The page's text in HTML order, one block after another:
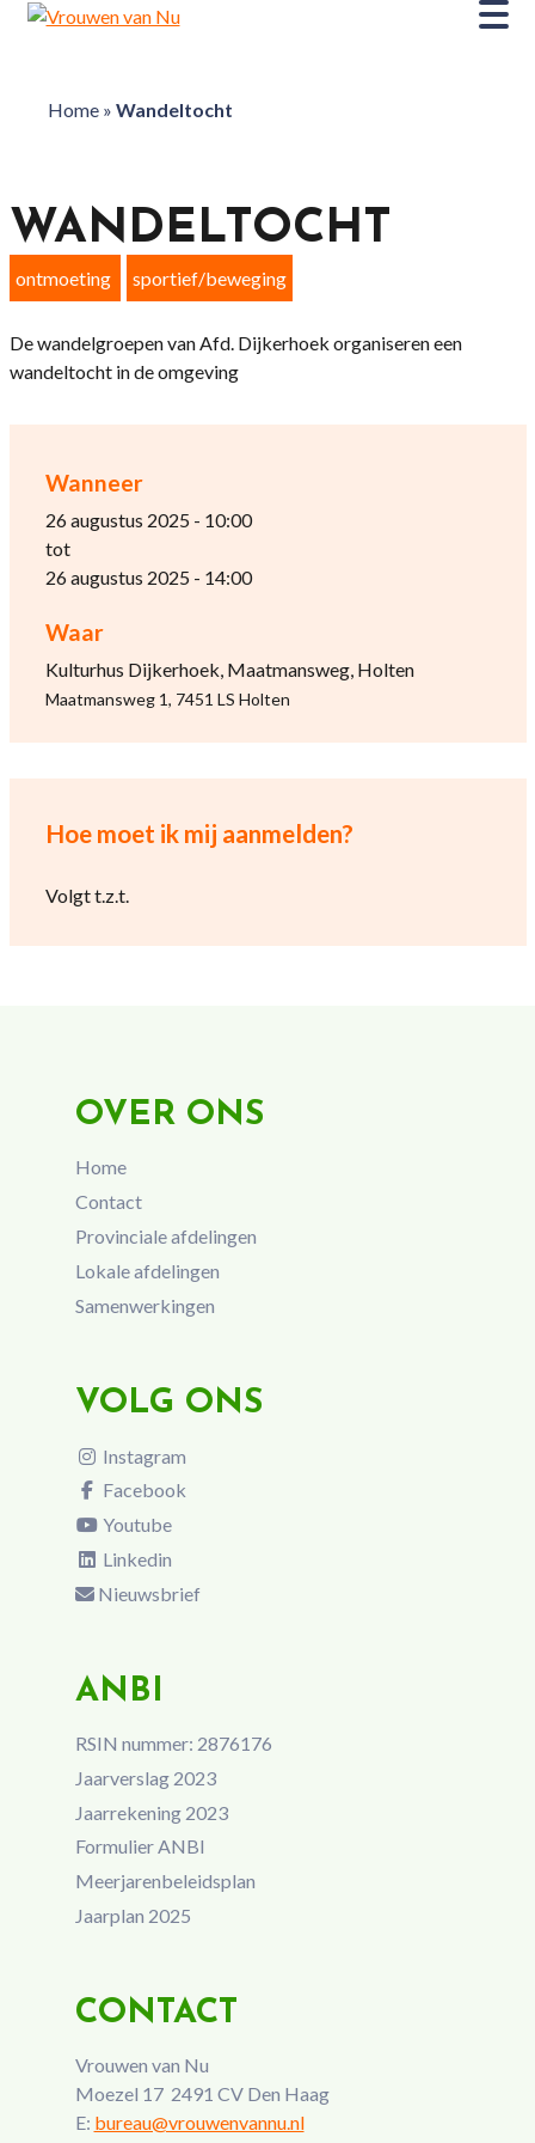
Home» Wandeltocht
Wanneer
26 augustus 2025 - 10:00
tot
26 augustus 2025 - 14:00
Waar
Kulturhus Dijkerhoek, Maatmansweg, Holten
Maatmansweg 1, 7451 LS Holten
Hoe moet ik mij aanmelden?
Volgt t.z.t.
WANDELTOCHT
ontmoeting sportief/beweging
De wandelgroepen van Afd. Dijkerhoek organiseren een
wandeltocht in de omgeving
OVER ONS
Home
Contact
Provinciale afdelingen
Lokale afdelingen
Samenwerkingen
VOLG ONS
Instagram
Facebook
Youtube
Linkedin
Nieuwsbrief
ANBI
RSIN nummer: 2876176
Jaarverslag 2023
Jaarrekening 2023
Formulier ANBI
Meerjarenbeleidsplan
Jaarplan 2025
CONTACT
Vrouwen van Nu
Moezel 17 2491 CV Den Haag
E: bureau@vrouwenvannu.nl